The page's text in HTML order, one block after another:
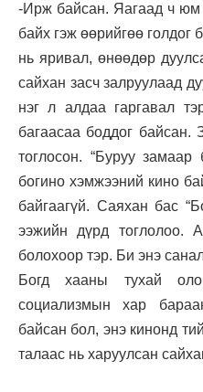
-Ирж байсан. Яагаад ч юм
байх гэж өөрийгөө голдог
нь яривал, өнөөдөр
сайхан засч залруулаад
нэг л алдаа гаргавал
багаасаа боддог байсан.
тоглосон. “Буруу замаар
богино хэмжээний кино
байгаагүй. Саяхан бас
ээжийн дүрд тоглолоо.
болохоор тэр. Би энэ
Богд хааны тухай
социализмын хар
байсан бол, энэ кинонд
талаас нь харуулсан